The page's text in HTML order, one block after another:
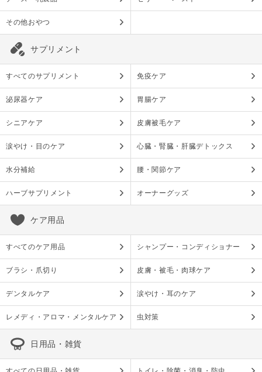
その他おやつ
サプリメント
すべてのサプリメント 免疫ケア
泌尿器ケア 胃腸ケア
シニアケア 皮膚被毛ケア
涙やけ・目のケア 心臓・腎臓・肝臓デトックス
水分補給 腰・関節ケア
ハーブサプリメント オーナーグッズ
ケア用品
すべてのケア用品 シャンプー・コンディショナー
ブラシ・爪切り 皮膚・被毛・肉球ケア
デンタルケア 涙やけ・耳のケア
レメディ・アロマ・メンタルケア 虫対策
日用品・雑貨